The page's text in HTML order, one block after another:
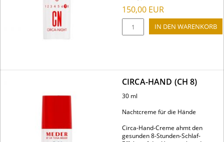
150,00 EUR
CIRCA-HAND (CH 8)
30 ml
Nachtcreme für die Hände
Circa-Hand-Creme ahmt den
gesunden 8-Stunden-Schlaf-